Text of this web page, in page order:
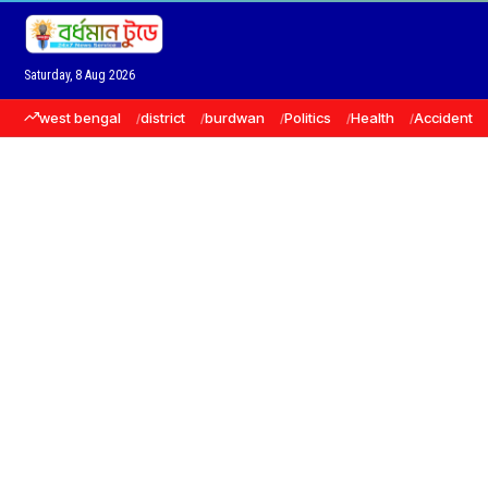
Saturday, 8 Aug 2026
west bengal district burdwan Politics Health Accident